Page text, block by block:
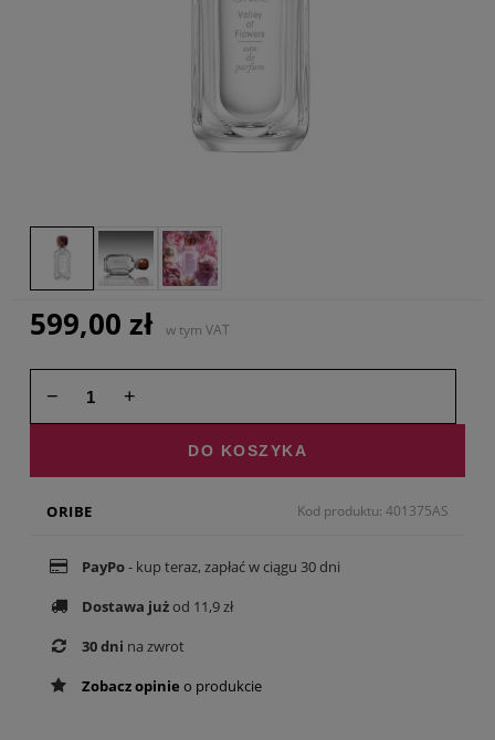
599,00 zł w tym VAT
− +
DO KOSZYKA
ORIBE Kod produktu: 401375AS
PayPo- kup teraz, zapłać w ciągu 30 dni
Dostawa jużod 11,9 zł
30 dni na zwrot
Zobacz opinie o produkcie